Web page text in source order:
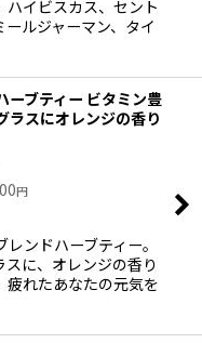
イビスカス、セント
ルジャーマン、タイ
ーブティー ビタミン豊
ラスにオレンジの香り
円
ンドハーブティー。
に、オレンジの香り
れたあなたの元気を